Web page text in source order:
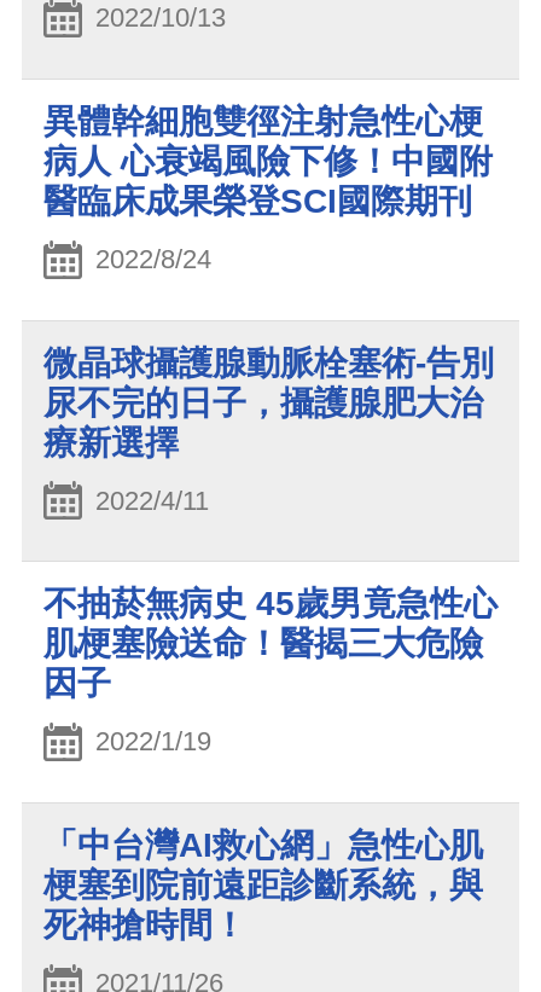
2022/10/13
異體幹細胞雙徑注射急性心梗
病人 心衰竭風險下修！中國附
醫臨床成果榮登SCI國際期刊
2022/8/24
微晶球攝護腺動脈栓塞術-告別
尿不完的日子，攝護腺肥大治
療新選擇
2022/4/11
不抽菸無病史 45歲男竟急性心
肌梗塞險送命！醫揭三大危險
因子
2022/1/19
「中台灣AI救心網」急性心肌
梗塞到院前遠距診斷系統，與
死神搶時間！
2021/11/26